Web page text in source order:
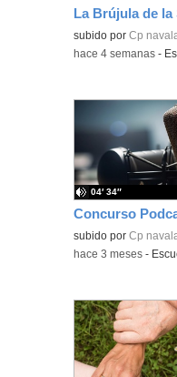
La Brújula de la
Contenido
subido por Cp
-hace 4 semanas-
Concurso
Contenido
subido por Cp
04′ 34″
-hace 3 meses-